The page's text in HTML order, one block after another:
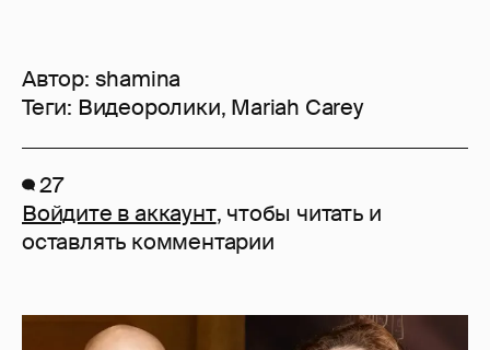
Автор: shamina
Теги: Видеоролики, Mariah Carey
27
Войдите в аккаунт, чтобы читать и
оставлять комментарии